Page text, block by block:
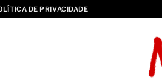
DE PRIVACIDADE